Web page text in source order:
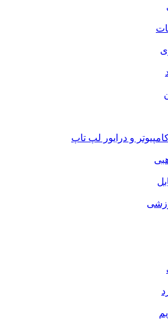
کامپیوتر و درایور لپ تاپ